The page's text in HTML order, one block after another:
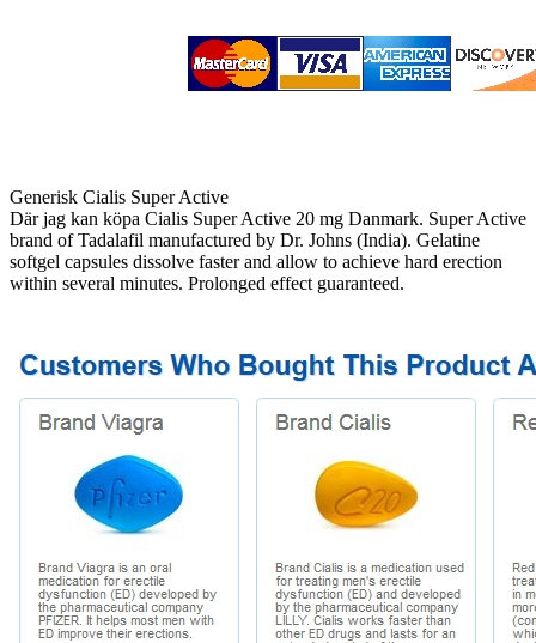
Generisk Cialis Super Active
Där jag kan köpa Cialis Super Active 20 mg Danmark. Super Active
brand of Tadalafil manufactured by Dr. Johns (India). Gelatine
softgel capsules dissolve faster and allow to achieve hard erection
within several minutes. Prolonged effect guaranteed.